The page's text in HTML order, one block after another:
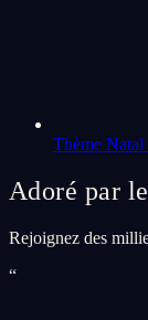
Thème
Adoré par
Rejoignez des
“